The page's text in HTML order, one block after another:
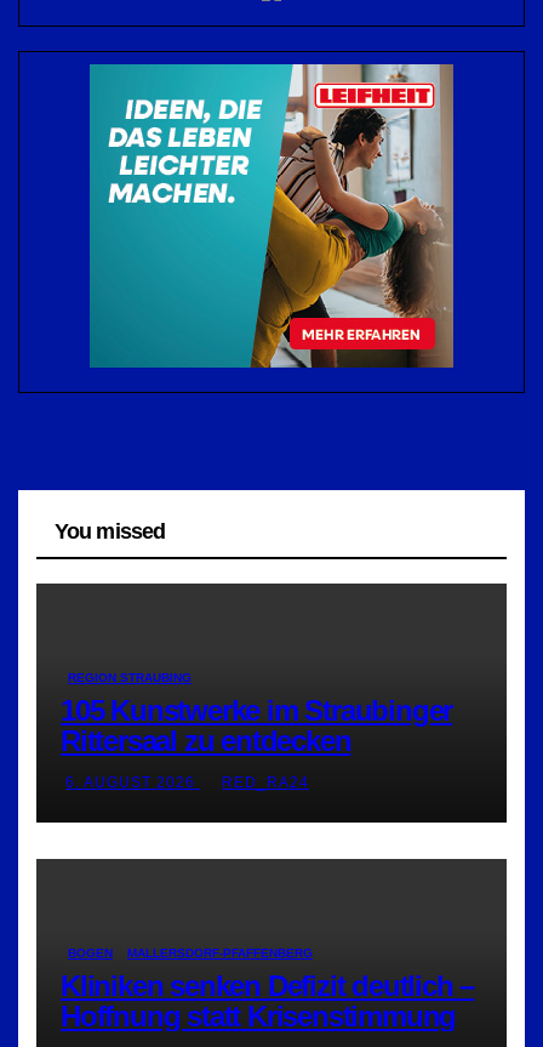
You missed
REGION STRAUBING
105 Kunstwerke im Straubinger
Rittersaal zu entdecken
6. AUGUST 2026 RED_RA24
BOGEN MALLERSDORF-PFAFFENBERG
Kliniken senken Defizit deutlich –
Hoffnung statt Krisenstimmung